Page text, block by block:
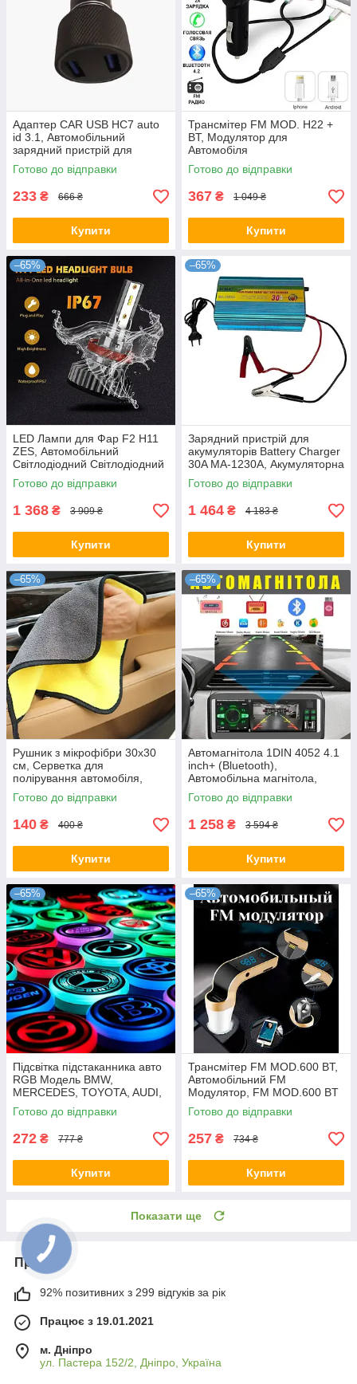
Адаптер CAR USB HC7 auto
id 3.1, Автомобільний
зарядний пристрій для
телефону, навігатора,
камери
Готово до відправки
233 ₴ 666 ₴
Купити
Трансмітер FM MOD. H22 +
BT, Модулятор для
Автомобіля
Готово до відправки
367 ₴ 1 049 ₴
Купити
–65%
LED Лампи для Фар F2 H11
ZES, Автомобільний
Світлодіодний Світлодіодний
Світло
Готово до відправки
1 368 ₴ 3 909 ₴
Купити
–65%
Зарядний пристрій для
акумуляторів Battery Charger
30A MA-1230A, Акумуляторна
зарядка для авто
Готово до відправки
1 464 ₴ 4 183 ₴
Купити
–65%
Рушник з мікрофібри 30х30
см, Серветка для
полірування автомобіля,
Двосторонній рушник з
мікрофібри, Двосторонній
рушник з
Готово до відправки
140 ₴ 400 ₴
Купити
–65%
Автомагнітола 1DIN 4052 4.1
inch+ (Bluetooth),
Автомобільна магнітола,
Магнітофон в машину
Готово до відправки
1 258 ₴ 3 594 ₴
Купити
–65%
Підсвітка підстаканника авто
RGB Модель BMW,
MERCEDES, TOYOTA, AUDI,
LED підсвітка в машину
Готово до відправки
272 ₴ 777 ₴
Купити
–65%
Трансмітер FM MOD.600 BT,
Автомобільний FM
Модулятор, FM MOD.600 BT
Готово до відправки
257 ₴ 734 ₴
Купити
Показати ще
Про нас
92% позитивних з 299 відгуків за рік
Працює з 19.01.2021
м. Дніпро
ул. Пастера 152/2, Дніпро, Україна